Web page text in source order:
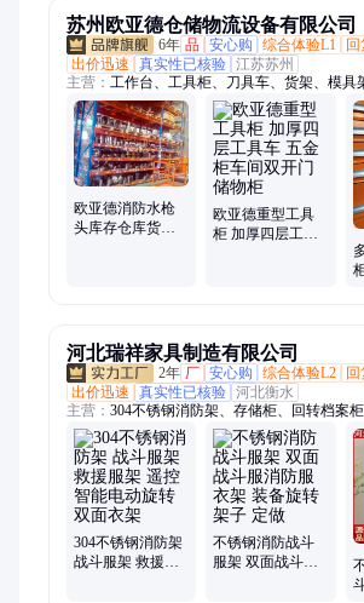
苏州欧亚德仓储物流设备有限公司
6年 品 安心购 综合体验L1
出价迅速
真实性已核验 江苏苏州
主营： 工作台、工具柜、刀具车、货架、模具
架、汽车料架、巧固架、物料整理架、堆垛架
车、档案柜、登高梯、周转箱、电脑柜、钳工
柜、滚筒线、物流台车、传送带、托盘、阁楼
欧亚德消防水枪
头库存仓库货架
欧亚德重型工具
柜 加厚四层工具
河北瑞祥家具制造有限公司
2年 厂 安心购 综合体验L2
回
出价迅速
真实性已核验 河北衡水
主营： 304不锈钢消防架、存储柜、回转档案
304不锈钢消防架
战斗服架 救援服
不锈钢消防战斗
服架 双面战斗服